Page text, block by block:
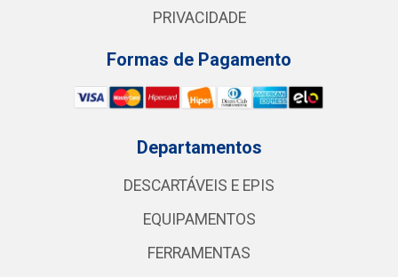
PRIVACIDADE
Formas de Pagamento
Departamentos
DESCARTÁVEIS E EPIS
EQUIPAMENTOS
FERRAMENTAS